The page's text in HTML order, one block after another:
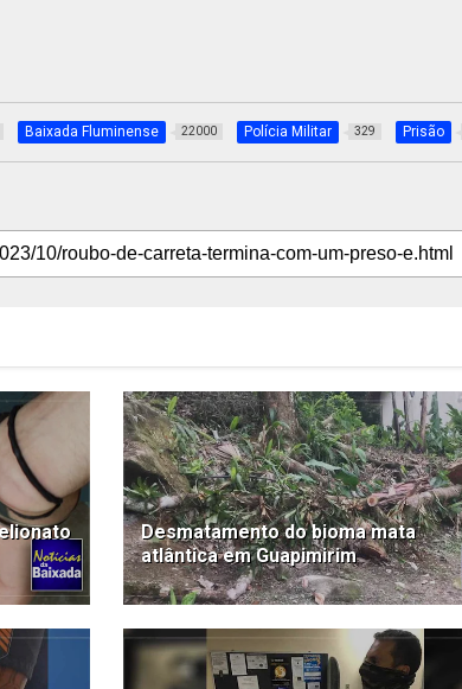
Baixada Fluminense 22000 Polícia Militar 329 Prisão
Desmatamento do bioma mata
atlântica em Guapimirim